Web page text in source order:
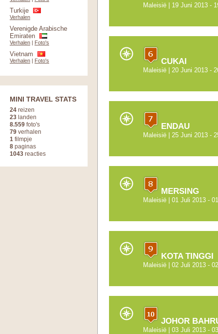
Maleisië| 19 Juni 2013 -
CUKAI
Maleisië| 20 Juni 2013 -
ENDAU
Maleisië| 25 Juni 2013 -
MERSING
Maleisië| 01 Juli 2013 -
KOTA TINGGI
Maleisië| 02 Juli 2013 -
JOHOR
Maleisië| 03 Juli 2013 -
Turkije
Verhalen
Verenigde Arabische
Emiraten
Verhalen | Foto's
Vietnam
Verhalen | Foto's
MINI TRAVEL STATS
24 reizen
23 landen
8.559 foto's
79 verhalen
1 filmpje
8 paginas
1043 reacties